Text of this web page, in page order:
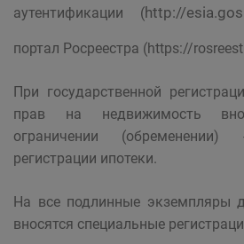
аутентификации (http://
портал Росреестра (https://
При государственной
прав на недвижимость
ограничении (обременении)
регистрации ипотеки.
На все подлинные экземпляры
вносятся специальные